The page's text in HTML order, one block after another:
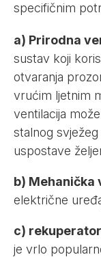
specifičnim
a) Prirodna
sustav koji
otvaranja
vrućim ljetnim
ventilacija
stalnog
uspostave
b) Mehanička
električne
c)
je vrlo